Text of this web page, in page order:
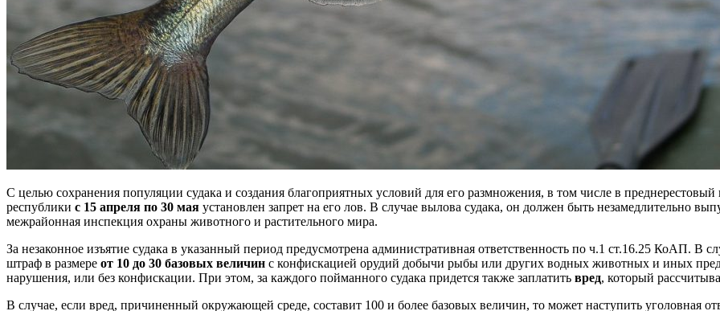
С целью сохранения популяции судака и создания благоприятных условий для его размножения, в том числе в
республики с 15 апреля по 30 мая установлен запрет на его лов. В случае вылова судака, он должен быть незамедлительно
межрайонная инспекция охраны животного и растительного мира.
За незаконное изъятие судака в указанный период предусмотрена административная ответственность по ч.1 ст.16.25 КоАП. В
штраф в размере от 10 до 30 базовых величин с конфискацией орудий добычи рыбы или других водных животных и иных
нарушения, или без конфискации. При этом, за каждого пойманного судака придется также заплатить вред, который
В случае, если вред, причиненный окружающей среде, составит 100 и более базовых величин, то может наступить уголовная